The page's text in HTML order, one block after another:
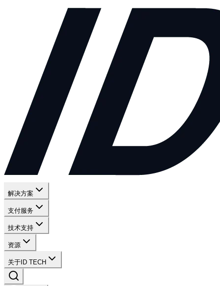
解决方案
支付服务
技术支持
资源
关于ID TECH